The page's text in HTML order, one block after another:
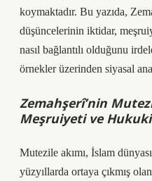
koymaktadır. Bu yazıda,
düşüncelerinin iktidar,
nasıl bağlantılı olduğunu
örnekler üzerinden siyasal
Zemahşerî’nin
Meşruiyeti ve
Mutezile akımı, İslam
yüzyıllarda ortaya çıkmış